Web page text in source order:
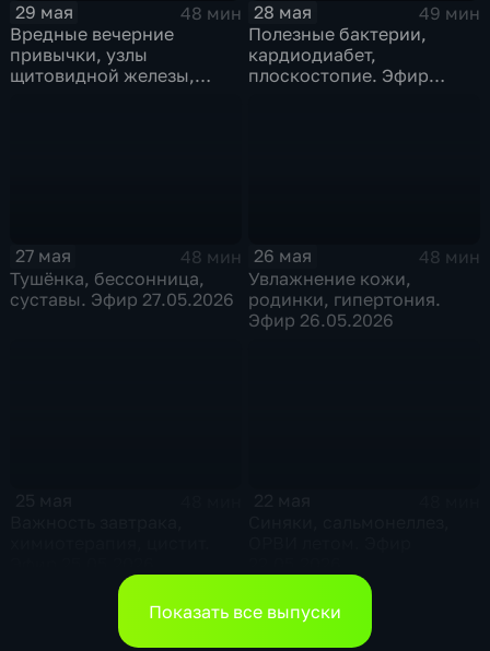
29 мая
48 мин
Вредные вечерние
привычки, узлы
щитовидной железы,
28 мая
49 мин
Полезные бактерии,
кардиодиабет,
плоскостопие. Эфир
27 мая
48 мин
Тушёнка, бессонница,
суставы. Эфир 27.05.2026
26 мая
48 мин
Увлажнение кожи,
родинки, гипертония.
Эфир 26.05.2026
Показать все выпуски